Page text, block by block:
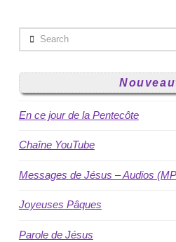
En ce jour de la Pentecôte
Chaîne YouTube
Messages de Jésus – Audios
Joyeuses Pâques
Parole de Jésus